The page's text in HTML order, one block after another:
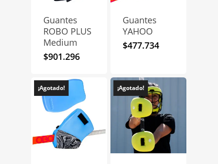
Guantes
ROBO PLUS
Medium
$901.296
Guantes
YAHOO
$477.734
¡Agotado! ¡Agotado!